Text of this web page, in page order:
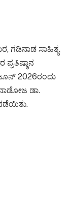
ಗಡಿನಾಡ ಸಾಹಿತ್ಯ
2026ರಂದು
ನಾಡೋಜ ಡಾ.